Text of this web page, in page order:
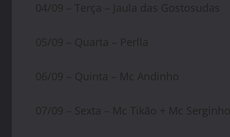
04/09 – Terça – Jaula das Gostosudas
05/09 – Quarta – Perlla
06/09 – Quinta – Mc Andinho
07/09 – Sexta – Mc Tikão + Mc Serginho